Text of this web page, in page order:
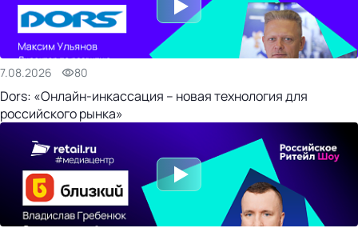
7.08.2026 80
Dors: «Онлайн-инкассация – новая технология для
российского рынка»